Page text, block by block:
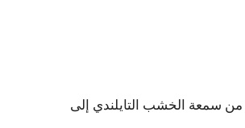
من سمعة الخشب التايلندي إلى